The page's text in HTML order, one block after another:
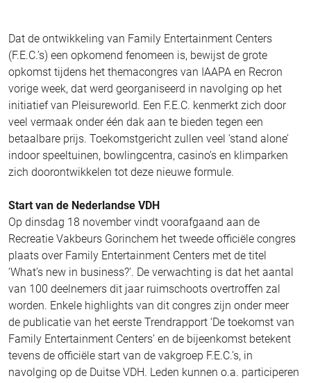
Dat de ontwikkeling van Family Entertainment Centers
(F.E.C.’s) een opkomend fenomeen is, bewijst de grote
opkomst tijdens het themacongres van IAAPA en Recron
vorige week, dat werd georganiseerd in navolging op het
initiatief van Pleisureworld. Een F.E.C. kenmerkt zich door
veel vermaak onder één dak aan te bieden tegen een
betaalbare prijs. Toekomstgericht zullen veel ‘stand alone’
indoor speeltuinen, bowlingcentra, casino’s en klimparken
zich doorontwikkelen tot deze nieuwe formule.
Start van de Nederlandse VDH
Op dinsdag 18 november vindt voorafgaand aan de
Recreatie Vakbeurs Gorinchem het tweede officiële congres
plaats over Family Entertainment Centers met de titel
‘What’s new in business?’. De verwachting is dat het aantal
van 100 deelnemers dit jaar ruimschoots overtroffen zal
worden. Enkele highlights van dit congres zijn onder meer
de publicatie van het eerste Trendrapport ‘De toekomst van
Family Entertainment Centers’ en de bijeenkomst betekent
tevens de officiële start van de vakgroep F.E.C.’s, in
navolging op de Duitse VDH. Leden kunnen o.a. participeren